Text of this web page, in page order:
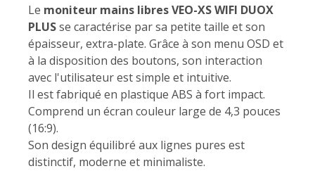
Le moniteur mains libres VEO-XS WIFI DUOX
PLUSse caractérise par sa petite taille et son
épaisseur, extra-plate. Grâce à son menu OSD et
à la disposition des boutons, son interaction
avec l'utilisateur est simple et intuitive.
Il est fabriqué en plastique ABS à fort impact.
Comprend un écran couleur large de 4,3 pouces
(16:9).
Son design équilibré aux lignes pures est
distinctif, moderne et minimaliste.